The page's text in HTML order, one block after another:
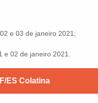
e 03 de janeiro 2021;
e 02 de janeiro 2021.
ES Colatina
Clube de
Descontos:
Cachoeiro e